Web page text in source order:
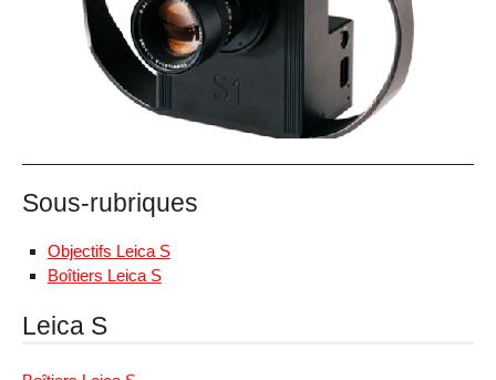
Sous-rubriques
Objectifs Leica S
Boîtiers Leica S
Leica S